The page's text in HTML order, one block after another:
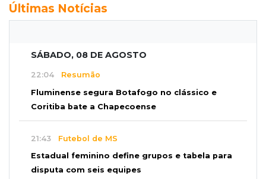
Últimas Notícias
SÁBADO, 08 DE AGOSTO
22:04 Resumão
Fluminense segura Botafogo no clássico e
Coritiba bate a Chapecoense
21:43 Futebol de MS
Estadual feminino define grupos e tabela para
disputa com seis equipes